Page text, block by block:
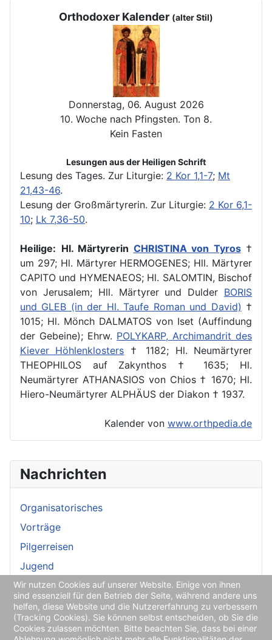
Nachrichten
Organisatorisches
Vorträge
Pilgerreisen
Jugend
Medien
Orthodoxer Kalender (alter Stil)
Donnerstag, 06. August 2026
10. Woche nach Pfingsten. Ton 8.
Kein Fasten
Lesungen aus der Heiligen Schrift
Lesung des Tages. Zur Liturgie: 2 Kor 1,1-7; Mt
21,43-46.
Lesung der Großmärtyrerin. Zur Liturgie: 2 Kor 6,1-
10; Lk 7,36-50.
Heilige: Hl. Märtyrerin CHRISTINA von Tyros†
um 297; Hl. Märtyrer HERMOGENES; Hll. Märtyrer
CAPITO und HYMENAEOS; Hl. SALOMTIN, Bischof
von Jerusalem; Hll. Märtyrer und Dulder BORIS
und GLEB (in der Hl. Taufe Roman und David) †
1015; Hl. Mönch DALMATOS von Iset (Auffindung
der Gebeine); Ehrw. POLYKARP, Archimandrit des
Kiever Höhlenklosters † 1182; Hl. Neumärtyrer
THEOPHILOS auf Zakynthos † 1635; Hl.
Neumärtyrer ATHANASIOS von Chios † 1670; Hl.
Hiero-Neumärtyrer ALPHÄUS der Diakon † 1937.
Kalender von www.orthpedia.de
Wir nutzen Cookies auf unserer Website. Einige von ihnen
sind essenziell für den Betrieb der Seite, während andere uns
helfen, diese Website und die Nutzererfahrung zu verbessern
(Tracking Cookies). Sie können selbst entscheiden, ob Sie die
Cookies zulassen möchten. Bitte beachten Sie, dass bei einer